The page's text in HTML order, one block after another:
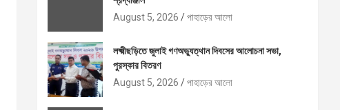
August 5, 2026
পাহাড়ের আলো
লক্ষ্মীছড়িতে জুলাই গণঅভ্যুত্থান দিবসের আলোচনা সভা,
পুরস্কার বিতরণ
August 5, 2026
পাহাড়ের আলো